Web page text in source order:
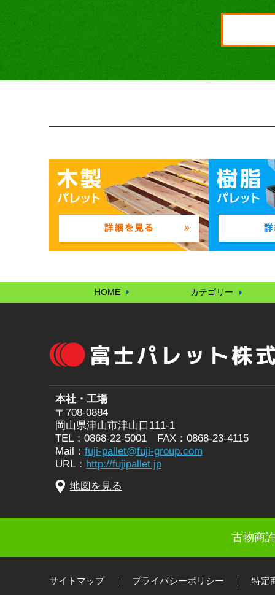
HOME カテゴリー
本社・工場
〒708-0884
岡山県津山市津山口111-1
TEL：0868-22-5001 FAX：0868-23-4115
Mail： fuji-pallet@fuji-group.com
URL： http://fujipallet.jp
地図を見る
古物商
サイトマップ｜ プライバシーポリシー ｜ 特定